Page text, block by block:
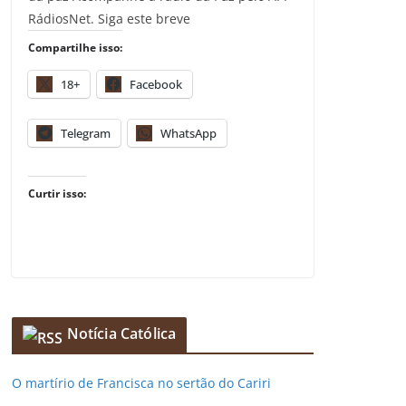
RádiosNet. Siga este breve
Compartilhe isso:
18+ Facebook
Telegram WhatsApp
Curtir isso:
Notícia Católica
O martírio de Francisca no sertão do Cariri